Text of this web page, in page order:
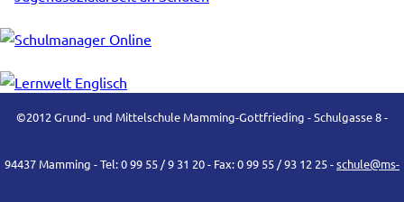
©2012 Grund- und Mittelschule Mamming-Gottfrieding - Schulgasse 8 -
94437 Mamming - Tel: 0 99 55 / 9 31 20 - Fax: 0 99 55 / 93 12 25 -schule@ms-